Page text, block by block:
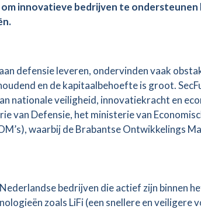
innovatieve bedrijven te ondersteunen
defensie leveren, ondervinden vaak
en de kapitaalbehoefte is groot.
nationale veiligheid, innovatiekracht en
van Defensie, het ministerie van
waarbij de Brabantse Ontwikkelings
bedrijven die actief zijn binnen
zoals LiFi (een snellere en veiligere